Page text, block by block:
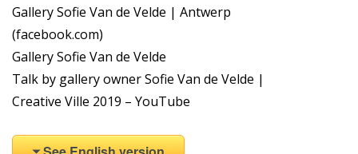
Gallery Sofie Van de Velde | Antwerp
(facebook.com)
Gallery Sofie Van de Velde
Talk by gallery owner Sofie Van de Velde |
Creative Ville 2019 – YouTube